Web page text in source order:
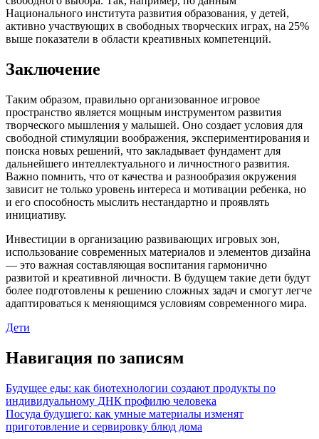
Национального института развития образования, у детей,
активно участвующих в свободных творческих играх, на 25%
выше показатели в области креативных компетенций.
Заключение
Таким образом, правильно организованное игровое
пространство является мощным инструментом развития
творческого мышления у малышей. Оно создает условия для
свободной стимуляции воображения, экспериментирования и
поиска новых решений, что закладывает фундамент для
дальнейшего интеллектуального и личностного развития.
Важно помнить, что от качества и разнообразия окружения
зависит не только уровень интереса и мотивации ребенка, но
и его способность мыслить нестандартно и проявлять
инициативу.
Инвестиции в организацию развивающих игровых зон,
использование современных материалов и элементов дизайна
— это важная составляющая воспитания гармонично
развитой и креативной личности. В будущем такие дети будут
более подготовлены к решению сложных задач и смогут легче
адаптироваться к меняющимся условиям современного мира.
Дети
Навигация по записям
Будущее еды: как биотехнологии создают продукты по
индивидуальному ДНК профилю человека
Посуда будущего: как умные материалы изменят
приготовление и сервировку блюд дома